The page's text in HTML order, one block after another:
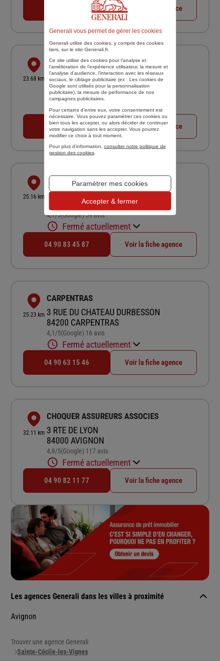
Voir la fiche agence
23.68 km
MONTAGNE PHILIPPE
41 AVE PAUL LAURENS
26110 NYONS
5/5 Note de 5 sur 5
(Google) 56 avis
Fermé actuellement
04 75 26 60 80 Voir la fiche agence
25.16 km
EI CHRISTOPHE CHAUSSEPIED
12 COURS DE LA REPUBLIQUE
84700 SORGUES
4,1/5Note de 4.1 sur 5
(Google) 59 avis
Fermé actuellement
04 90 83 45 87 Voir la fiche agence
25.23 km
CARPENTRAS
3 RUE DU CHATEAU DURBESSON
84200 CARPENTRAS
4,1/5Note de 4.1 sur 5
(Google) 16 avis
Fermé actuellement
04 90 63 15 46 Voir la fiche agence
32.11 km
CHOQUER ASSUREURS ASSOCIES
3 RTE DE LYON
84000 AVIGNON
4,9/5Note de 4.9 sur 5
(Google) 117 avis
Fermé actuellement
04 90 82 11 77 Voir la fiche agence
Les agences Generali dans les villes à proximité
Avignon
Trouver une agence Generali
Sainte-Cécile-les-Vignes
Generali vous permet de gérer les cookies
Generali utilise des cookies, y compris des cookies
tiers, sur le site Generali.fr.
Ce site utilise des cookies pour l’analyse et
l'amélioration de l’expérience utilisateur, la mesure et
l’analyse d’audience, l’interaction avec les réseaux
sociaux, le ciblage publicitaire (ex : Les cookies de
Google sont utilisés pour la personnalisation
publicitaire), la mesure de performance de nos
campagnes publicitaires.
Pour certains d’entre eux, votre consentement est
nécessaire. Vous pouvez paramétrer ces cookies ou
bien tous les accepter, ou alors décider de continuer
votre navigation sans les accepter. Vous pourrez
modifier ce choix à tout moment.
Pour plus d’information, consulter notre politique de
gestion des cookies.
Paramétrer mes cookies
Accepter & fermer